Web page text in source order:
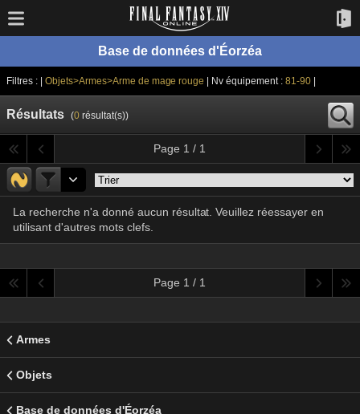
Base de données d'Éorzéa
Filtres : | Objets>Armes>Arme de mage rouge | Nv équipement :81-90
Résultats (0résultat(s))
Page 1 / 1
La recherche n'a donné aucun résultat. Veuillez réessayer en
utilisant d'autres mots clefs.
Page 1 / 1
Armes
Objets
Base de données d'Éorzéa